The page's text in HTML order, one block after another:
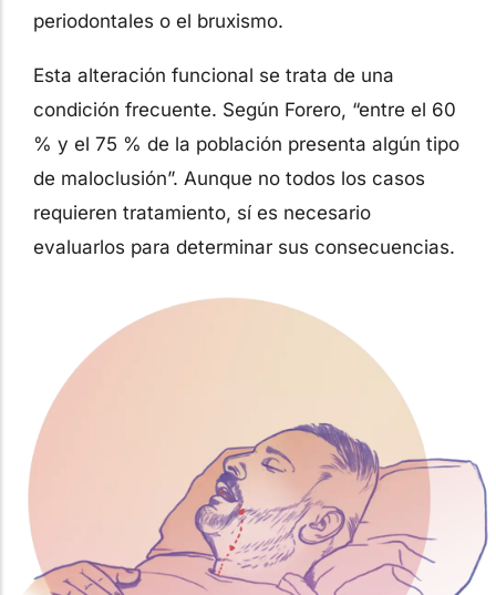
periodontales o el bruxismo.
Esta alteración funcional se trata de una
condición frecuente. Según Forero, “entre el 60
% y el 75 % de la población presenta algún tipo
de maloclusión”. Aunque no todos los casos
requieren tratamiento, sí es necesario
evaluarlos para determinar sus consecuencias.